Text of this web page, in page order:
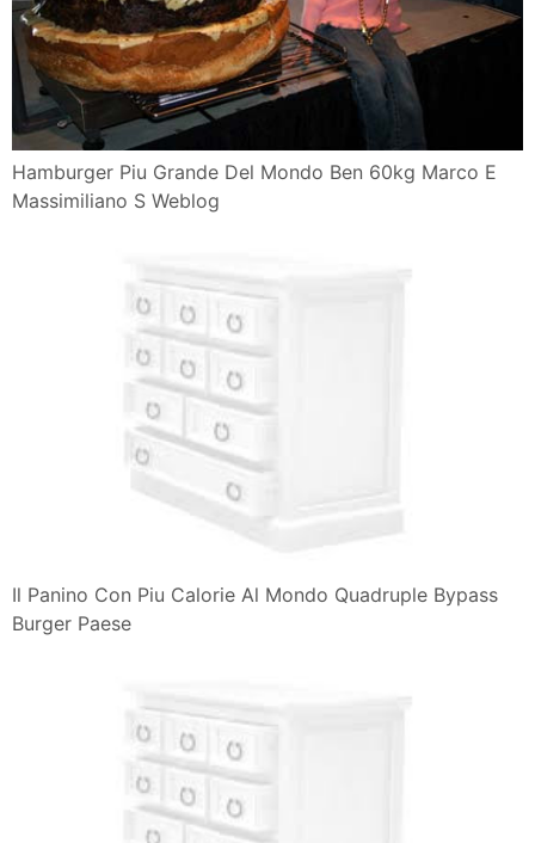
Hamburger Piu Grande Del Mondo Ben 60kg Marco E
Massimiliano S Weblog
Il Panino Con Piu Calorie Al Mondo Quadruple Bypass
Burger Paese